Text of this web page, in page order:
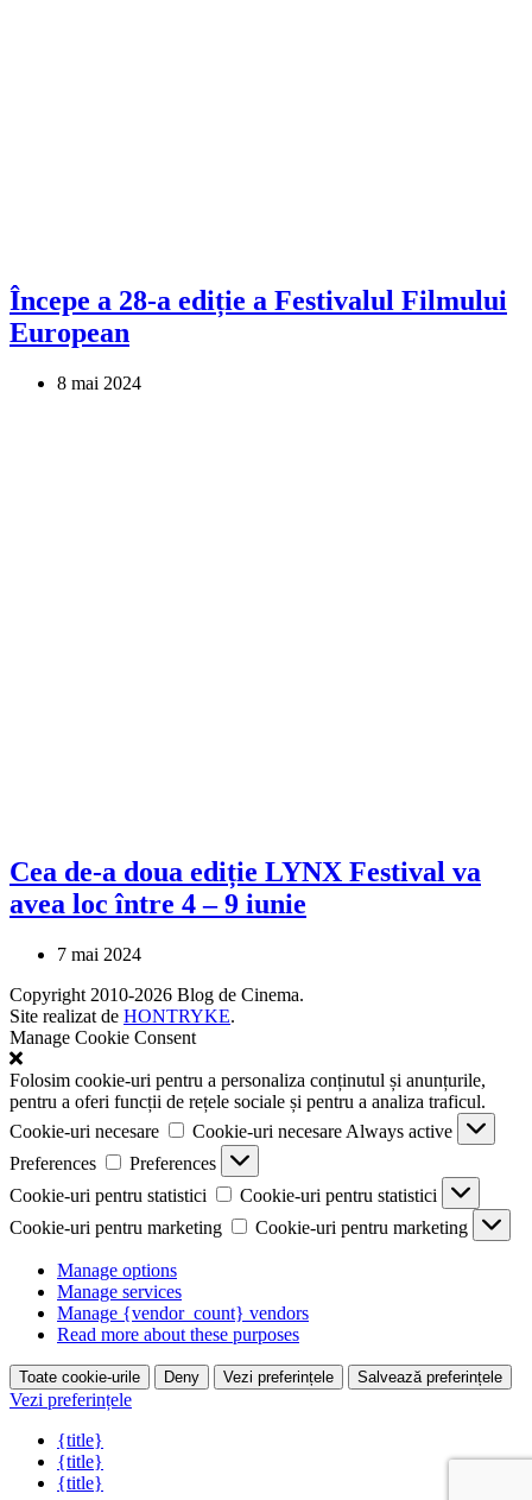
Începe a 28-a ediție a Festivalul Filmului
European
8 mai 2024
Cea de-a doua ediție LYNX Festival va
avea loc între 4 – 9 iunie
7 mai 2024
Copyright 2010-2026 Blog de Cinema.
Site realizat de HONTRYKE.
Manage Cookie Consent
Folosim cookie-uri pentru a personaliza conținutul și anunțurile,
pentru a oferi funcții de rețele sociale și pentru a analiza traficul.
Cookie-uri necesare
Cookie-uri necesare Always active
Preferences
Preferences
Cookie-uri pentru statistici
Cookie-uri pentru statistici
Cookie-uri pentru marketing
Cookie-uri pentru marketing
Manage options
Manage services
Manage {vendor_count} vendors
Read more about these purposes
Toate cookie-urile Deny Vezi preferințele Salvează preferințele
Vezi preferințele
{title}
{title}
{title}